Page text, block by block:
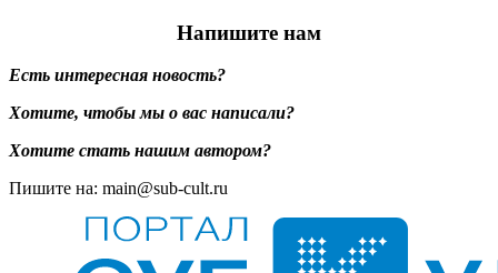
Напишите нам
Есть интересная новость?
Хотите, чтобы мы о вас написали?
Хотите стать нашим автором?
Пишите на: main@sub-cult.ru